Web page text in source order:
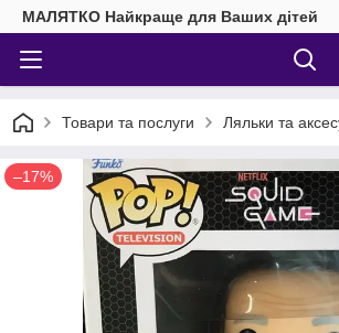
МАЛЯТКО Найкраще для Ваших дітей
Товари та послуги Ляльки та
–17%